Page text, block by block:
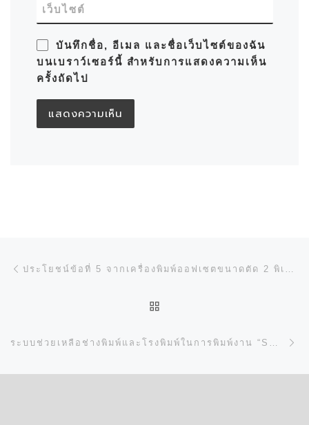
เว็บไซต์
บันทึกชื่อ, อีเมล และชื่อเว็บไซต์ของฉัน
บนเบราว์เซอร์นี้ สำหรับการแสดงความเห็น
ครั้งถัดไป
การนำทางของเรื่อง